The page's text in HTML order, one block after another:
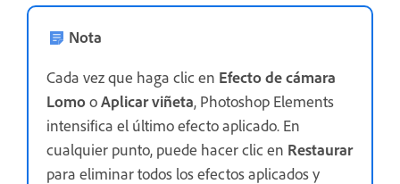
Nota
Cada vez que haga clic en Efecto de cámara
LomooAplicar viñeta, Photoshop Elements
intensifica el último efecto aplicado. En
cualquier punto, puede hacer clic en Restaurar
para eliminar todos los efectos aplicados y